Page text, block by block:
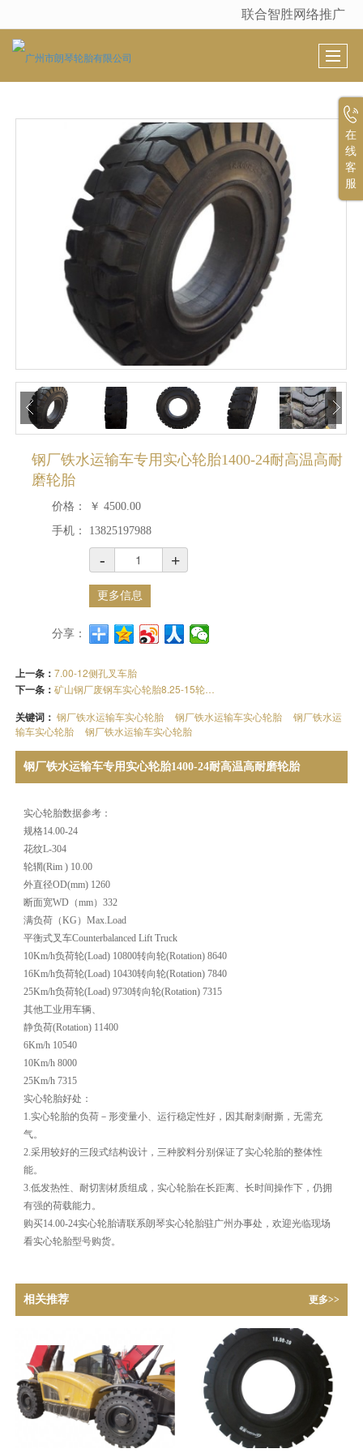
很遗憾，因您的浏览器版本过低导致无法获得最佳浏览体验，推荐下载安装谷歌浏览器！
联合智胜网络推广
钢厂铁水运输车专用实心轮胎1400-24耐高温高耐
磨轮胎
价格： ￥4500.00
手机：
13825197988
- +
更多信息
分享：
上一条：7.00-12侧孔叉车胎
下一条： 矿山钢厂废钢车实心轮胎8.25-15轮胎防炸防扎免充气
关键词：钢厂铁水运输车实心轮胎 钢厂铁水运输车实心轮胎
钢厂铁水运
输车实心轮胎
钢厂铁水运输车实心轮胎
钢厂铁水运输车专用实心轮胎1400-24耐高温高耐磨轮胎
实心轮胎数据参考：
规格14.00-24
花纹L-304
轮辋(Rim ) 10.00
外直径OD(mm) 1260
断面宽WD（mm）332
满负荷（KG）Max.Load
平衡式叉车Counterbalanced Lift Truck
10Km/h负荷轮(Load) 10800转向轮(Rotation) 8640
16Km/h负荷轮(Load) 10430转向轮(Rotation) 7840
25Km/h负荷轮(Load) 9730转向轮(Rotation) 7315
其他工业用车辆、
静负荷(Rotation) 11400
6Km/h 10540
10Km/h 8000
25Km/h 7315
实心轮胎好处：
1.实心轮胎的负荷－形变量小、运行稳定性好，因其耐刺耐撕，无需充
气。
2.采用较好的三段式结构设计，三种胶料分别保证了实心轮胎的整体性
能。
3.低发热性、耐切割材质组成，实心轮胎在长距离、长时间操作下，仍拥
有强的荷载能力。
购买14.00-24实心轮胎请联系朗琴实心轮胎驻广州办事处，欢迎光临现场
看实心轮胎型号购货。
相关推荐 更多>>
在
线
客
服